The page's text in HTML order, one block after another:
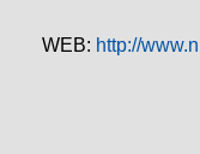
WEB: http://